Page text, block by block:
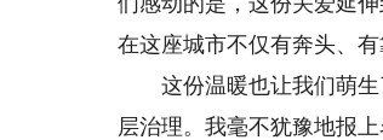
在这座城市不仅有奔头、
这份温暖也让我们萌生
层治理。我毫不犹豫地报上